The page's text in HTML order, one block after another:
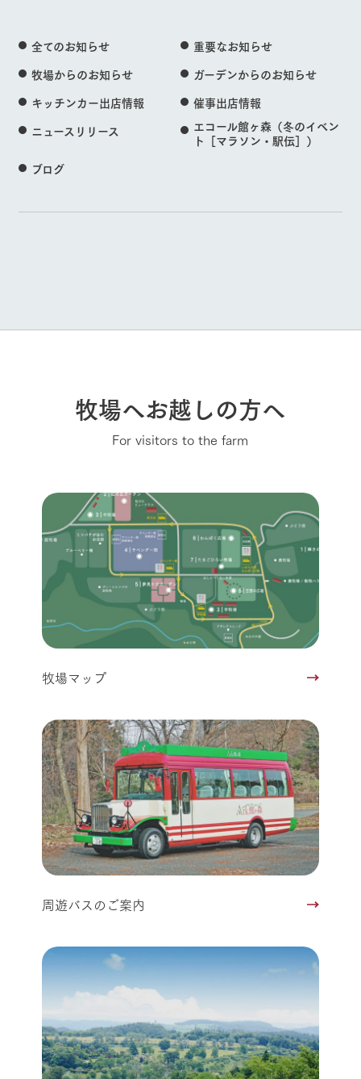
全てのお知らせ
重要なお知らせ
牧場からのお知らせ
ガーデンからのお知らせ
キッチンカー出店情報
催事出店情報
ニュースリリース
エコール館ヶ森（冬のイベン
ト［マラソン・駅伝］）
ブログ
牧場へお越しの方へ
For visitors to the farm
牧場マップ
周遊バスのご案内